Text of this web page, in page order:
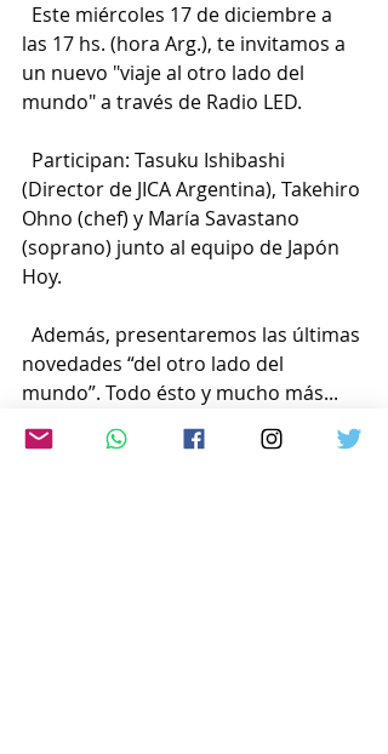
Este miércoles 17 de diciembre a
las 17 hs. (hora Arg.), te invitamos a
un nuevo "viaje al otro lado del
mundo" a través de Radio LED.
Participan: Tasuku Ishibashi
(Director de JICA Argentina), Takehiro
Ohno (chef) y María Savastano
(soprano) junto al equipo de Japón
Hoy.
Además, presentaremos las últimas
novedades “del otro lado del
mundo”. Todo ésto y mucho más...
no te lo podés perder !